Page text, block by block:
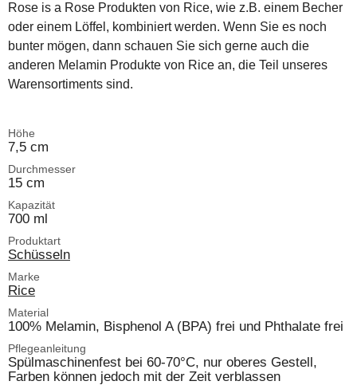
Rose is a Rose Produkten von Rice, wie z.B. einem Becher
oder einem Löffel, kombiniert werden. Wenn Sie es noch
bunter mögen, dann schauen Sie sich gerne auch die
anderen Melamin Produkte von Rice an, die Teil unseres
Warensortiments sind.
Höhe
7,5 cm
Durchmesser
15 cm
Kapazität
700 ml
Produktart
Schüsseln
Marke
Rice
Material
100% Melamin, Bisphenol A (BPA) frei und Phthalate frei
Pflegeanleitung
Spülmaschinenfest bei 60-70°C, nur oberes Gestell,
Farben können jedoch mit der Zeit verblassen